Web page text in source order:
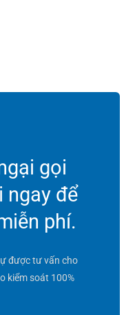
gọi
ngay để
phí.
được tư vấn cho
kiểm soát 100%